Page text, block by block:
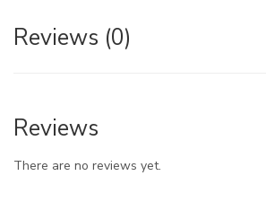
Reviews (0)
Reviews
There are no reviews yet.